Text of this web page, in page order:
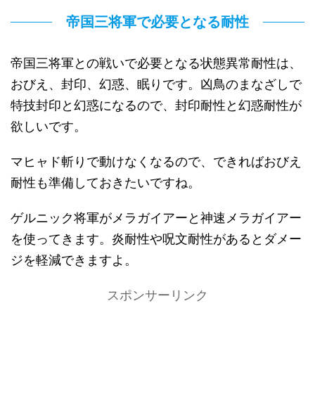
帝国三将軍で必要となる耐性
帝国三将軍との戦いで必要となる状態異常耐性は、
おびえ、封印、幻惑、眠りです。凶鳥のまなざしで
特技封印と幻惑になるので、封印耐性と幻惑耐性が
欲しいです。
マヒャド斬りで動けなくなるので、できればおびえ
耐性も準備しておきたいですね。
ゲルニック将軍がメラガイアーと神速メラガイアー
を使ってきます。炎耐性や呪文耐性があるとダメー
ジを軽減できますよ。
スポンサーリンク